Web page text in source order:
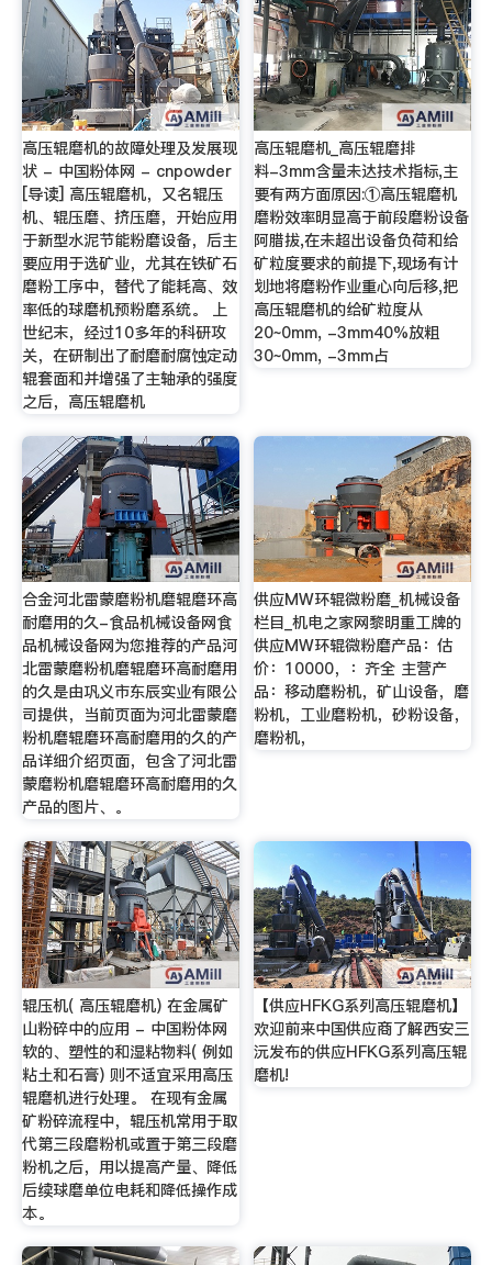
高压辊磨机的故障处理及发展现
状 - 中国粉体网 - cnpowder
[导读] 高压辊磨机，又名辊压
机、辊压磨、挤压磨，开始应用
于新型水泥节能粉磨设备，后主
要应用于选矿业，尤其在铁矿石
磨粉工序中，替代了能耗高、效
率低的球磨机预粉磨系统。 上
世纪末，经过10多年的科研攻
关，在研制出了耐磨耐腐蚀定动
辊套面和并增强了主轴承的强度
之后，高压辊磨机
高压辊磨机_高压辊磨排
料-3mm含量未达技术指标,主
要有两方面原因:①高压辊磨机
磨粉效率明显高于前段磨粉设备
阿腊拔,在未超出设备负荷和给
矿粒度要求的前提下,现场有计
划地将磨粉作业重心向后移,把
高压辊磨机的给矿粒度从
20~0mm, -3mm40%放粗
30~0mm, -3mm占
合金河北雷蒙磨粉机磨辊磨环高
耐磨用的久-食品机械设备网食
品机械设备网为您推荐的产品河
北雷蒙磨粉机磨辊磨环高耐磨用
的久是由巩义市东辰实业有限公
司提供，当前页面为河北雷蒙磨
粉机磨辊磨环高耐磨用的久的产
品详细介绍页面，包含了河北雷
蒙磨粉机磨辊磨环高耐磨用的久
产品的图片、。
供应MW环辊微粉磨_机械设备
栏目_机电之家网黎明重工牌的
供应MW环辊微粉磨产品：估
价：10000，：齐全 主营产
品：移动磨粉机，矿山设备，磨
粉机，工业磨粉机，砂粉设备，
磨粉机，
辊压机( 高压辊磨机) 在金属矿
山粉碎中的应用 - 中国粉体网
软的、塑性的和湿粘物料( 例如
粘土和石膏) 则不适宜采用高压
辊磨机进行处理。 在现有金属
矿粉碎流程中，辊压机常用于取
代第三段磨粉机或置于第三段磨
粉机之后，用以提高产量、降低
后续球磨单位电耗和降低操作成
本。
【供应HFKG系列高压辊磨机】
欢迎前来中国供应商了解西安三
沅发布的供应HFKG系列高压辊
磨机!